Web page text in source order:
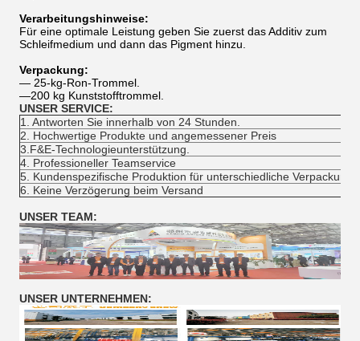
Verarbeitungshinweise:
Für eine optimale Leistung geben Sie zuerst das Additiv zum
Schleifmedium und dann das Pigment hinzu.
Verpackung:
— 25-kg-Ron-Trommel.
—200 kg Kunststofftrommel.
UNSER SERVICE:
1. Antworten Sie innerhalb von 24 Stunden.
2. Hochwertige Produkte und angemessener Preis
3.F&E-Technologieunterstützung.
4. Professioneller Teamservice
5. Kundenspezifische Produktion für unterschiedliche
6. Keine Verzögerung beim Versand
UNSER TEAM:
UNSER UNTERNEHMEN: